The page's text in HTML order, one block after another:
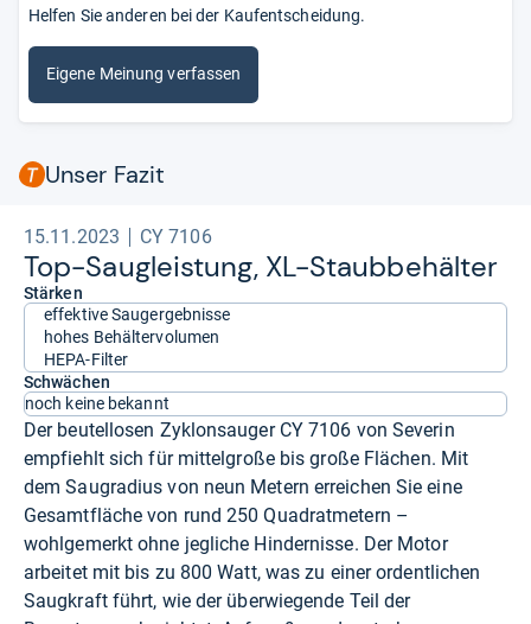
Helfen Sie anderen bei der Kaufentscheidung.
Eigene Meinung verfassen
Unser Fazit
15.11.2023 CY 7106
Top-​Sau­g­leis­tung, XL-​Staub­be­häl­ter
Stärken
effektive Saugergebnisse
hohes Behältervolumen
HEPA-Filter
Schwächen
noch keine bekannt
Der beutellosen Zyklonsauger CY 7106 von Severin
empfiehlt sich für mittelgroße bis große Flächen. Mit
dem Saugradius von neun Metern erreichen Sie eine
Gesamtfläche von rund 250 Quadratmetern –
wohlgemerkt ohne jegliche Hindernisse. Der Motor
arbeitet mit bis zu 800 Watt, was zu einer ordentlichen
Saugkraft führt, wie der überwiegende Teil der